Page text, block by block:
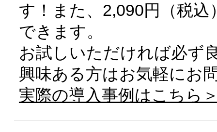
す！また、2,090円（税
できます。
お試しいただければ必ず
興味ある方はお気軽にお
実際の導入事例はこちら